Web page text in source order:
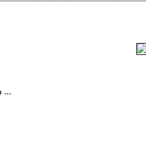
ديکشنري مختلف: انگليسي به فارسي ، فارسي به انگليسي و انگليسي به اردو ، اردو به ...